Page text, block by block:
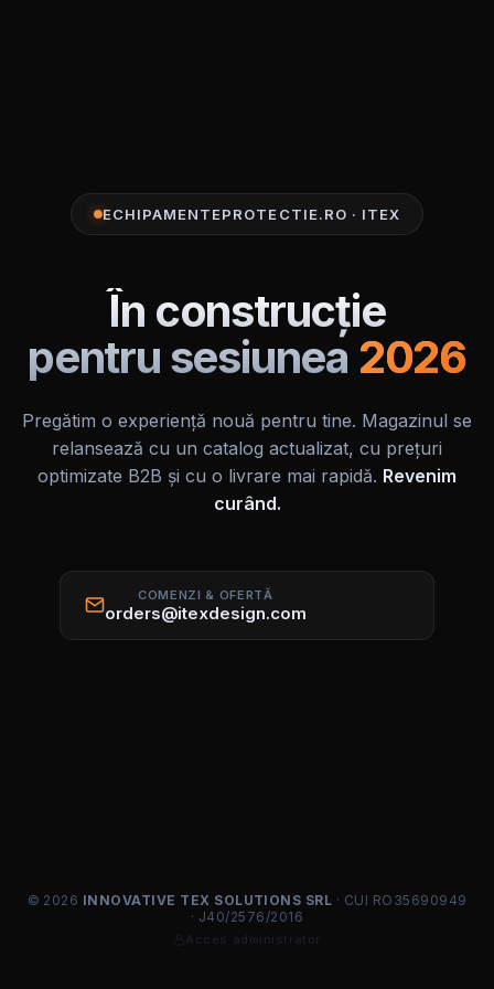
ECHIPAMENTEPROTECTIE.RO · ITEX
În construcție
pentru sesiunea 2026
Pregătim o experiență nouă pentru tine. Magazinul se
relansează cu un catalog actualizat, cu prețuri
optimizate B2B și cu o livrare mai rapidă. Revenim
curând.
COMENZI & OFERTĂ
orders@itexdesign.com
© 2026 INNOVATIVE TEX SOLUTIONS SRL · CUI RO35690949
· J40/2576/2016
Acces administrator